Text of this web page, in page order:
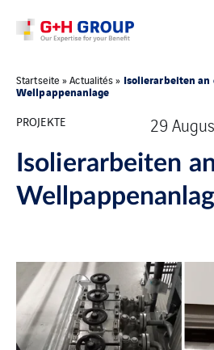
Startseite »Actualités» Isolierarbeiten an
Wellpappenanlage
PROJEKTE
29
Isolierarbeiten